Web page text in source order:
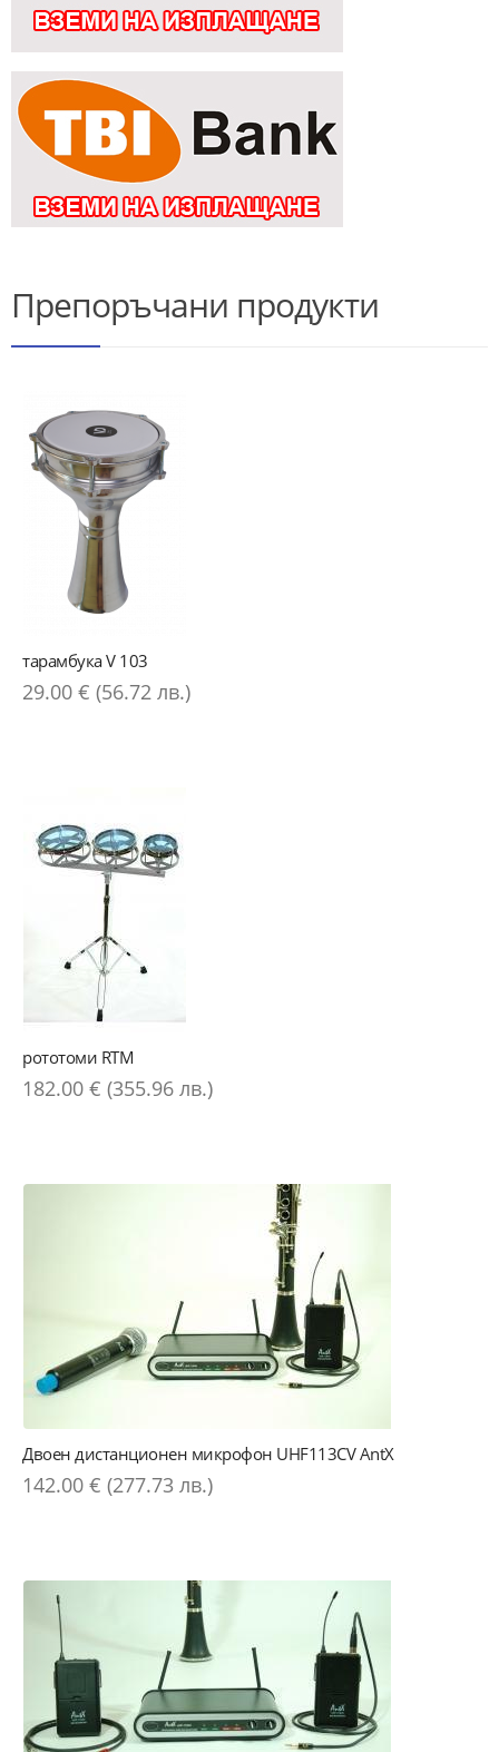
Препоръчани продукти
тарамбука V 103
29.00 € (56.72 лв.)
рототоми RTM
182.00 € (355.96 лв.)
Двоен дистанционен микрофон UHF113CV AntX
142.00 € (277.73 лв.)